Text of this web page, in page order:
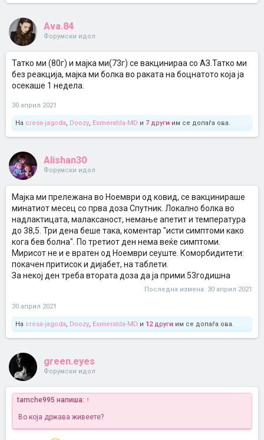
Ava.84
Форумски идол
Татко ми (80г) и мајка ми(73г) се вакцинираа со АЗ.Татко ми
без реакција, мајка ми болка во раката на боцнатото која ја
осекаше 1 недела.
30 април 2021
На cresa-jagoda, Doozy, Esmeralda-MD и 7 други им се допаѓа ова.
Alishan30
Форумски идол
Мајка ми прележана во Ноември од ковид, се вакцинираше
минатиот месец со прва доза Спутник. Локално болка во
надлактицата, малаксаност, немање апетит и температура
до 38,5. Три дена беше така, коментар "исти симптоми како
кога бев болна". По третиот ден нема веќе симптоми.
Мирисот не и е вратен од Ноември сеуште. Коморбидитети:
покачен притисок и дијабет, на таблети.
За некој ден треба втората доза да ја прими.53годишна
Последна измена: 30 април 2021
30 април 2021
На cresa-jagoda, Doozy, Esmeralda-MD и 12 други им се допаѓа ова.
green.eyes
Форумски идол
tamche995 напиша: ↑
Во која држава живеете?